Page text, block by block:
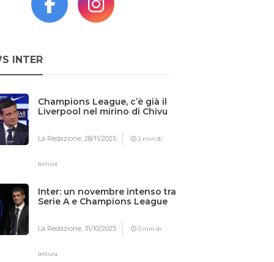
INTER
Champions League, c’è già il
Liverpool nel mirino di Chivu
La Redazione,28/11/2025 2 min di
lettura
Inter: un novembre intenso tra
Serie A e Champions League
La Redazione,31/10/2025 3 min di
lettura